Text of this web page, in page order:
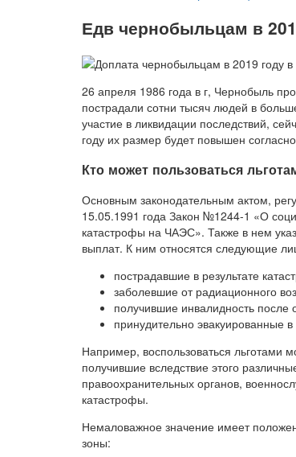
Едв чернобыльцам в
26 апреля 1986 года в г, Чернобыль
пострадали сотни тысяч людей в
участие в ликвидации последствий,
году их размер будет повышен
Кто может пользоваться
Основным законодательным актом,
15.05.1991 года Закон №1244-1 «О
катастрофы на ЧАЭС». Также в нем
выплат. К ним относятся следующие
пострадавшие в результате
заболевшие от радиационного
получившие инвалидность после
принудительно эвакуированные в
Например, воспользоваться льготами
получившие вследствие этого
правоохранительных органов,
катастрофы.
Немаловажное значение имеет
зоны: